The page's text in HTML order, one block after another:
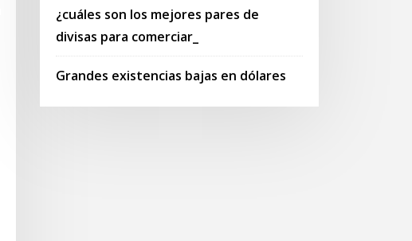
¿cuáles son los mejores pares de
divisas para comerciar_
Grandes existencias bajas en dólares